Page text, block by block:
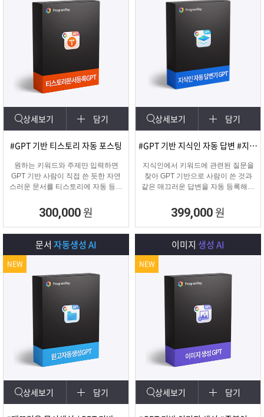
상세보기 담기
#GPT 기반 티스토리 자동 포스팅
원하는 키워드와 주제만 입력하면
GPT 기반 사람이 직접 쓴 듯한 자연
스러운 문서를 티스토리에 자동 등록
티스토리 육성용, 콘텐츠 마케터, 업
체 홍보에 적합한 마케팅 프로그램
입니다.
300,000 원
상세보기 담기
#GPT 기반 지식인 자동 답변 #지식인마케팅
지식인에서 키워드에 관련된 질문을
찾아 GPT 기반으로 사람이 쓴 것과
같은 매끄러운 답변을 자동 등록해주
399,000 원
문서 자동생성 AI
상세보기 담기
NEW
이미지 생성 AI
상세보기 담기
NEW